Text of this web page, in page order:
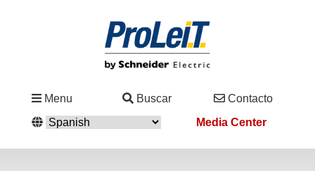
Menu Buscar
Contacto
Media Center
Soluciones